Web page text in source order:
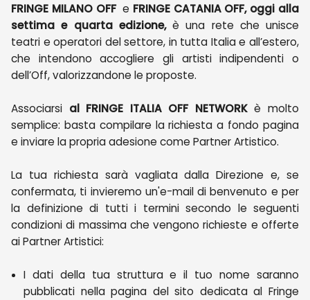
FRINGE MILANO OFFe FRINGE CATANIA OFF, oggi alla
settima e quarta edizione, è una rete che unisce
teatri e operatori del settore, in tutta Italia e all’estero,
che intendono accogliere gli artisti indipendenti o
dell’Off, valorizzandone le proposte.
Associarsi al FRINGE ITALIA OFF NETWORKè molto
semplice: basta compilare la richiesta a fondo pagina
e inviare la propria adesione come Partner Artistico.
La tua richiesta sarà vagliata dalla Direzione e, se
confermata, ti invieremo un'e-mail di benvenuto e per
la definizione di tutti i termini secondo le seguenti
condizioni di massima che vengono richieste e offerte
ai Partner Artistici:
I dati della tua struttura e il tuo nome saranno
pubblicati nella pagina del sito dedicata al Fringe